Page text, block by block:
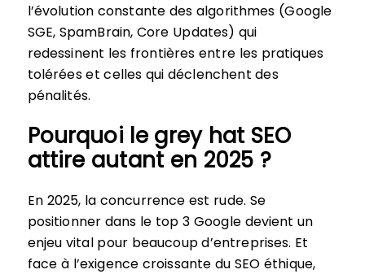
l’évolution constante des algorithmes (Google
SGE, SpamBrain, Core Updates) qui
redessinent les frontières entre les pratiques
tolérées et celles qui déclenchent des
pénalités.
Pourquoi le grey hat SEO
attire autant en 2025 ?
En 2025, la concurrence est rude. Se
positionner dans le top 3 Google devient un
enjeu vital pour beaucoup d’entreprises. Et
face à l’exigence croissante du SEO éthique,